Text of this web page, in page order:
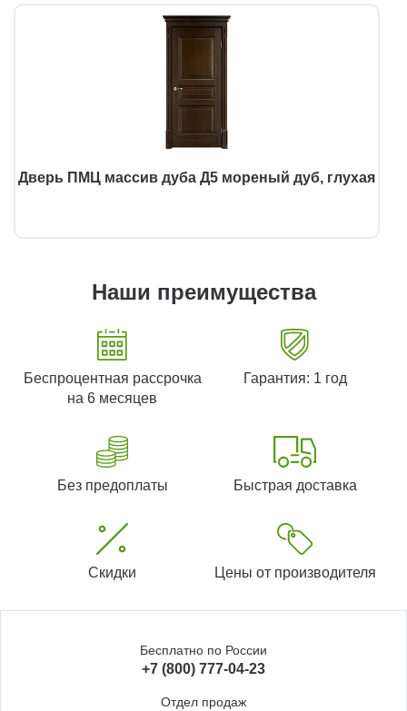
Дверь ПМЦ массив дуба Д5 мореный дуб, глухая
Наши преимущества
Беспроцентная рассрочка
на 6 месяцев
Гарантия: 1 год
Без предоплаты Быстрая доставка
Скидки Цены от производителя
Бесплатно по России
+7 (800) 777-04-23
Отдел продаж